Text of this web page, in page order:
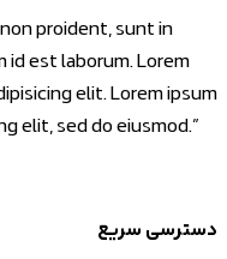
proident, sunt in
est laborum. Lorem
elit. Lorem ipsum
elit, sed do eiusmod.”
دسترسی سریع